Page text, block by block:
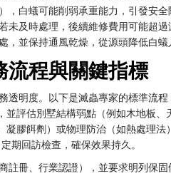
，白蟻可能削弱承重能力，引發安全
未及時處理，後續維修費用可能超過
，並保持通風乾燥，從源頭降低白蟻
流程與關鍵指標
明度。以下是滅蟲專家的標準流程
評估別墅結構弱點（例如木地板、
凝膠餌劑）或物理防治（如熱處理法
期回訪檢查，確保效果持久。
註冊、行業認證），並要求明列保固